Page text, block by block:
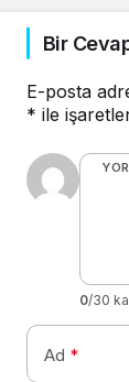
Bir
E-posta
* ile
0/30
Ad *